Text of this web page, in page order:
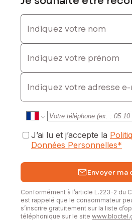
Indiquez votre nom
Indiquez votre prénom
E-mail
J’ai lu et j’accepte la
Données Personnelles*
Envoyer ma
Conformément à l’article L.223-2 du
est rappelé que le consommateur
s’inscrire gratuitement sur la liste
téléphonique sur le site